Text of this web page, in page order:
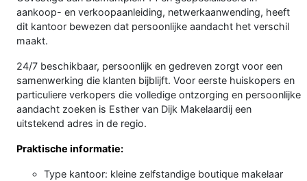
aankoop- en verkoopaanleiding, netwerkaanwending, heeft
dit kantoor bewezen dat persoonlijke aandacht het verschil
maakt.
24/7 beschikbaar, persoonlijk en gedreven zorgt voor een
samenwerking die klanten bijblijft. Voor eerste huiskopers en
particuliere verkopers die volledige ontzorging en persoonlijke
aandacht zoeken is Esther van Dijk Makelaardij een
uitstekend adres in de regio.
Praktische informatie:
Type kantoor: kleine zelfstandige boutique makelaar